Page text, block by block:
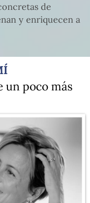
de
y enriquecen a
un poco más